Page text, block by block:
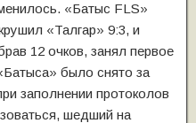
«Батыс FLS»
«Талгар» 9:3, и
12 очков, занял первое
было снято за
заполнении протоколов
шедший на